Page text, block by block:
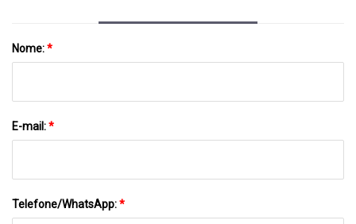
Nome:*
E-mail:*
Telefone/WhatsApp:*